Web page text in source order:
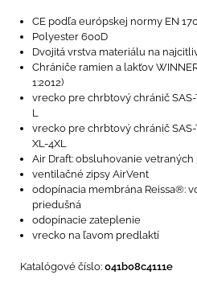
CE podľa európskej normy EN
Polyester 600D
Dvojitá vrstva materiálu na
Chrániče ramien a lakťov
1:2012)
vrecko pre chrbtový chránič
L
vrecko pre chrbtový chránič
XL-4XL
Air Draft: obsluhovanie
ventilačné zipsy AirVent
odopínacia membrána Reissa®:
priedušná
odopínacie zateplenie
vrecko na ľavom predlaktí
Katalógové číslo: 041b08c4111e